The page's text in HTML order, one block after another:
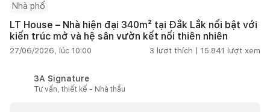
Nhà phố
LT House – Nhà hiện đại 340m² tại Đắk Lắk nổi bật với
kiến trúc mở và hệ sân vườn kết nối thiên nhiên
27/06/2026, lúc 10:00 3 lượt thích | 15.841 lượt xem
3A Signature
Tư vấn, thiết kế - Nhà thầu